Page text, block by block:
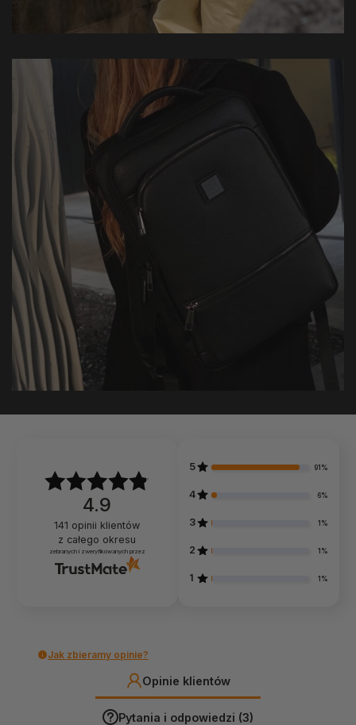
4.9
141 opinii klientów
z całego okresu
zebranych i zweryfikowanych przez
5 91%
4 6%
3 1%
2 1%
1 1%
Jak zbieramy opinie?
Opinie klientów
Pytania i odpowiedzi (3)